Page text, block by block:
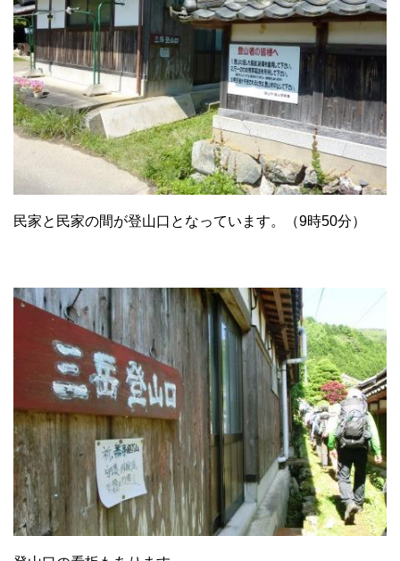
民家と民家の間が登山口となっています。（9時50分）